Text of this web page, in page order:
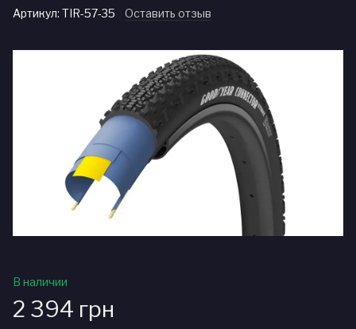
Артикул: TIR-57-35 Оставить отзыв
В наличии
2 394 грн